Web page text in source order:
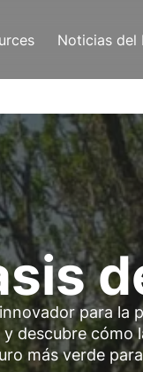
Noticias del
para la
descubre cómo
más verde